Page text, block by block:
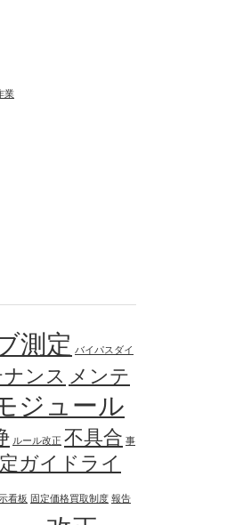
業
測定 バイパスダイ
ンス メンテ
ジュール
ルール改正 不具合 事
ガイドライ
看板 固定価格買取制度 報告